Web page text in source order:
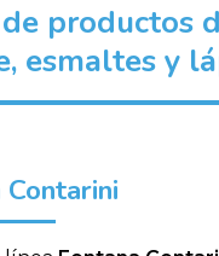
productos
esmaltes y